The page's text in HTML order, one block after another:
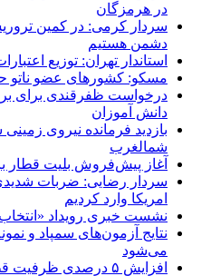
در هرمزگان
سردار کرمی: در کمین
دشمن هستیم
استاندار تهران: توزیع
مسکو: کشورهای عضو ناتو
درخواست ظفرقندی برای
دانش آموزان
بازدید فرمانده نیروی
شمالغرب
آغاز پیش‌فروش بلیت قطار
امریکا وارد کردیم
نشست خبری رویداد
نتایج آزمون‌های سمپاد و
می‌شود
افزایش ۵ درصدی ظرفیت قطارهای اربعین